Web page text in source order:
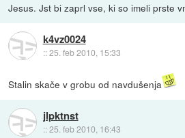
Jesus. Jst bi zaprl vse, ki so imeli prste
k4vz0024
::25. feb 2010, 15:33
Stalin skače v grobu od navdušenja
jlpktnst
::25. feb 2010, 16:43